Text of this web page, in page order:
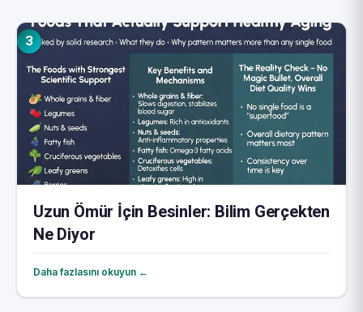
3
Uzun Ömür İçin Besinler: Bilim Gerçekten
Ne Diyor
Daha fazlasını okuyun ←